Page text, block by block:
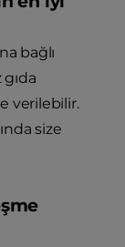
bağlı
verilebilir.
size